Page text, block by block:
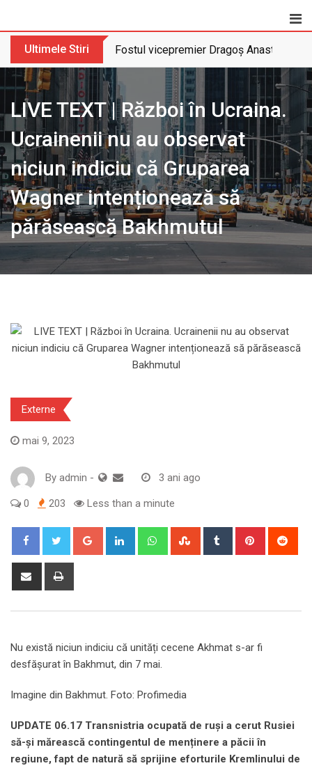
Ultimele Stiri Fostul vicepremier Dragoș Anastasiu
LIVE TEXT | Război în Ucraina.
Ucrainenii nu au observat
niciun indiciu că Gruparea
Wagner intenționează să
părăsească Bakhmutul
Externe
mai 9, 2023
By admin - 3 ani ago
0 203 Less than a minute
Google+ LinkedIn WhatsappStumbleUpon
Tumblr Pinterest
Share
Nu există niciun indiciu că unități cecene Akhmat s-ar fi
desfășurat în Bakhmut, din 7 mai.
Imagine din Bakhmut. Foto: Profimedia
UPDATE 06.17 Transnistria ocupată de ruși a cerut Rusiei
să-și mărească contingentul de menținere a păcii în
regiune, fapt de natură să sprijine eforturile Kremlinului de